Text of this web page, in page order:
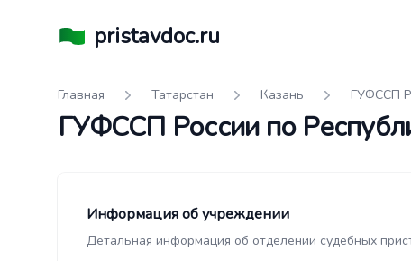
pristavdoc.ru
Главная Татарстан Казань ГУФССП
ГУФССП России по
Информация об учреждении
Детальная информация об отделении судебных